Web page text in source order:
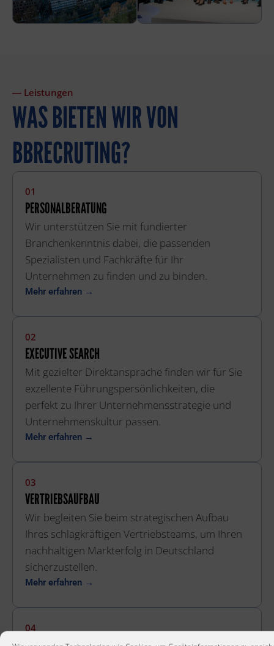
― Leistungen
WAS BIETEN WIR VON
BBRECRUTING?
01
PERSONALBERATUNG
Wir unterstützen Sie mit fundierter
Branchenkenntnis dabei, die passenden
Spezialisten und Fachkräfte für Ihr
Unternehmen zu finden und zu binden.
Mehr erfahren →
02
EXECUTIVE SEARCH
Mit gezielter Direktansprache finden wir für Sie
exzellente Führungspersönlichkeiten, die
perfekt zu Ihrer Unternehmensstrategie und
Unternehmenskultur passen.
Mehr erfahren →
03
VERTRIEBSAUFBAU
Wir begleiten Sie beim strategischen Aufbau
Ihres schlagkräftigen Vertriebsteams, um Ihren
nachhaltigen Markterfolg in Deutschland
sicherzustellen.
Mehr erfahren →
04